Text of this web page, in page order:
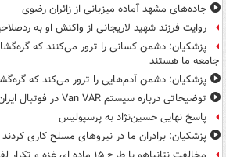
جاده‌های مشهد آماده میزبانی از زائران رضوی
روایت فرزند شهید لاریجانی از واکنش او به
پزشکیان: دشمن کسانی را ترور می‌کنند که
جامعه ما هستند
پزشکیان: دشمن آدم‌هایی را ترور می‌کند که
توضیحاتی درباره سیستم Van VAR در فوتبال ایران
پاسخ نهایی حسین‌نژاد به پرسپولیس
پزشکیان: برادران ما در نیروهای مسلح کاری